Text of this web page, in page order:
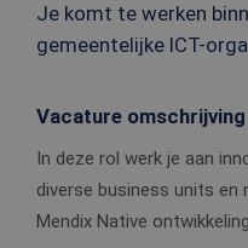
Je komt te werken
gemeentelijke ICT-
Vacature omschrijving
In deze rol werk je aan
diverse business units en
Mendix Native